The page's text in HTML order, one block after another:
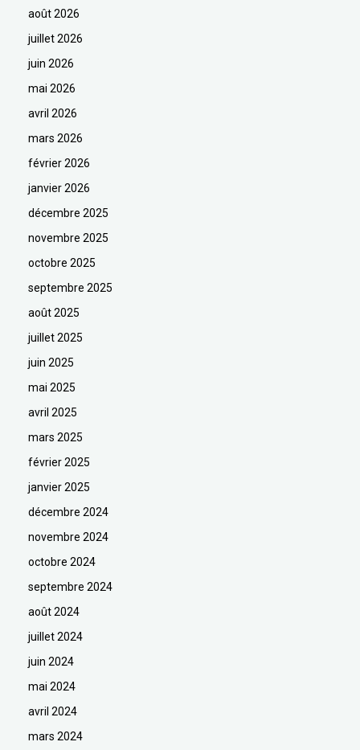
août 2026
juillet 2026
juin 2026
mai 2026
avril 2026
mars 2026
février 2026
janvier 2026
décembre 2025
novembre 2025
octobre 2025
septembre 2025
août 2025
juillet 2025
juin 2025
mai 2025
avril 2025
mars 2025
février 2025
janvier 2025
décembre 2024
novembre 2024
octobre 2024
septembre 2024
août 2024
juillet 2024
juin 2024
mai 2024
avril 2024
mars 2024